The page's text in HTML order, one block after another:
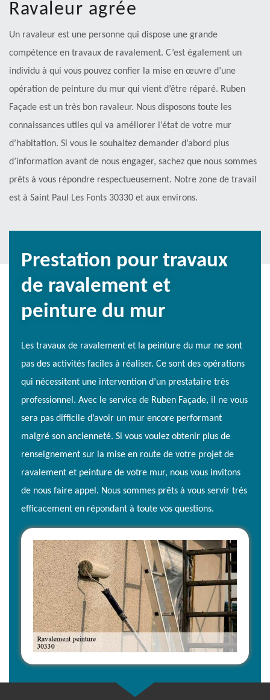
Ravaleur agrée
Un ravaleur est une personne qui dispose une grande
compétence en travaux de ravalement. C’est également un
individu à qui vous pouvez confier la mise en œuvre d’une
opération de peinture du mur qui vient d’être réparé. Ruben
Façade est un très bon ravaleur. Nous disposons toute les
connaissances utiles qui va améliorer l’état de votre mur
d’habitation. Si vous le souhaitez demander d’abord plus
d’information avant de nous engager, sachez que nous sommes
prêts à vous répondre respectueusement. Notre zone de travail
est à Saint Paul Les Fonts 30330 et aux environs.
Prestation pour travaux
de ravalement et
peinture du mur
Les travaux de ravalement et la peinture du mur ne sont
pas des activités faciles à réaliser. Ce sont des opérations
qui nécessitent une intervention d’un prestataire très
professionnel. Avec le service de Ruben Façade, il ne vous
sera pas difficile d’avoir un mur encore performant
malgré son ancienneté. Si vous voulez obtenir plus de
renseignement sur la mise en route de votre projet de
ravalement et peinture de votre mur, nous vous invitons
de nous faire appel. Nous sommes prêts à vous servir très
efficacement en répondant à toute vos questions.